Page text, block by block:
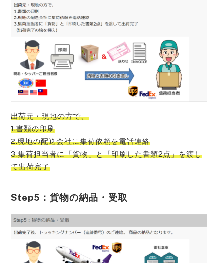
出荷元・現地の方で、
1.書類の印刷
2.現地の配送会社に集荷依頼を電話連絡
3.集荷担当者に「貨物」と「印刷した書類2点」を渡し
て出荷完了
Step5：貨物の納品・受取